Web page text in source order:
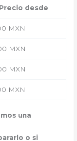
Precio desde
MXN
MXN
MXN
MXN
una
o si